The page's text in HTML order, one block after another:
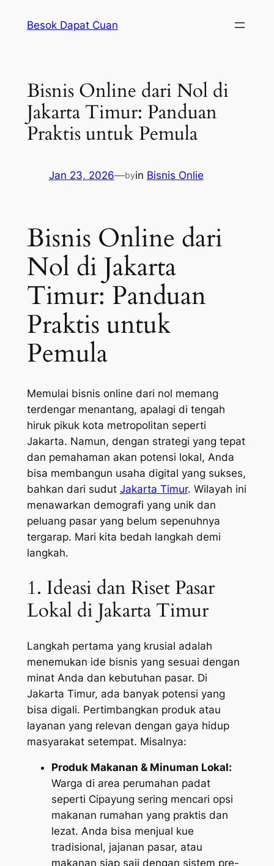
Besok Dapat Cuan
Bisnis Online dari Nol di
Jakarta Timur: Panduan
Praktis untuk Pemula
Jan 23, 2026—byin Bisnis Onlie
Bisnis Online dari
Nol di Jakarta
Timur: Panduan
Praktis untuk
Pemula
Memulai bisnis online dari nol memang
terdengar menantang, apalagi di tengah
hiruk pikuk kota metropolitan seperti
Jakarta. Namun, dengan strategi yang tepat
dan pemahaman akan potensi lokal, Anda
bisa membangun usaha digital yang sukses,
bahkan dari sudut Jakarta Timur. Wilayah ini
menawarkan demografi yang unik dan
peluang pasar yang belum sepenuhnya
tergarap. Mari kita bedah langkah demi
langkah.
1. Ideasi dan Riset Pasar
Lokal di Jakarta Timur
Langkah pertama yang krusial adalah
menemukan ide bisnis yang sesuai dengan
minat Anda dan kebutuhan pasar. Di
Jakarta Timur, ada banyak potensi yang
bisa digali. Pertimbangkan produk atau
layanan yang relevan dengan gaya hidup
masyarakat setempat. Misalnya:
Produk Makanan & Minuman Lokal:
Warga di area perumahan padat
seperti Cipayung sering mencari opsi
makanan rumahan yang praktis dan
lezat. Anda bisa menjual kue
tradisional, jajanan pasar, atau
makanan siap saji dengan sistem pre-